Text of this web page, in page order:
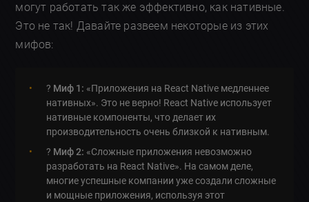
могут работать так же эффективно, как нативные.
Это не так! Давайте развеем некоторые из этих
мифов:
? Миф 1: «Приложения на React Native медленнее
нативных». Это не верно! React Native использует
нативные компоненты, что делает их
производительность очень близкой к нативным.
? Миф 2: «Сложные приложения невозможно
разработать на React Native». На самом деле,
многие успешные компании уже создали сложные
и мощные приложения, используя этот